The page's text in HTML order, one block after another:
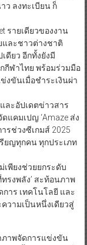
ลงทะเบียน ก็
รายเดียวของงาน
และชาวต่างชาติ
ดียว อีกทั้งยังมี
กีฬาไทย พร้อมร่วมมือ
ขันเมื่อชำระเงินผ่า
ละอัปเดตข่าวสาร
แคมเปญ ‘Amaze ส่ง
รช่วงซีเกมส์ 2025
ยญทุกคน ทุกประเภท
พียงช่วยยกระดับ
รงพลัง’ สะท้อนภาพ
าร เทคโนโลยี และ
วามเป็นหนึ่งเดียวสู่
ภาพจัดการแข่งขัน